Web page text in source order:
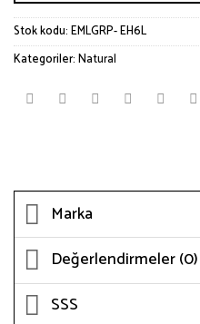
Stok kodu:EMLGRP- EH6L
Kategoriler:Natural
Marka
Değerlendirmeler (0)
SSS